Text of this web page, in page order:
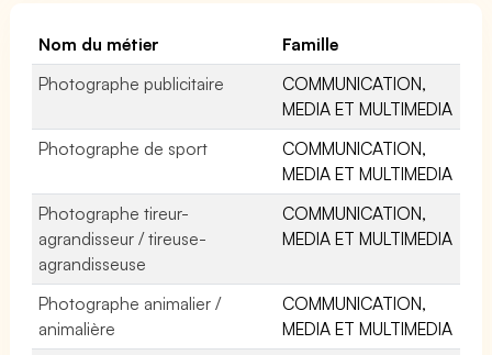
Nom du métier
Famille
Photographe publicitaire
COMMUNICATION,
MEDIA ET MULTIMEDIA
Photographe de sport
COMMUNICATION,
MEDIA ET MULTIMEDIA
Photographe tireur-
agrandisseur / tireuse-
agrandisseuse
COMMUNICATION,
MEDIA ET MULTIMEDIA
Photographe animalier /
animalière
COMMUNICATION,
MEDIA ET MULTIMEDIA